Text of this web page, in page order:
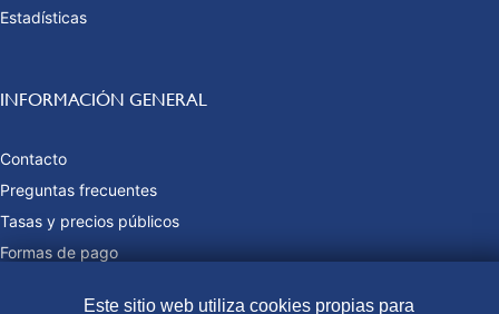
Estadísticas
INFORMACIÓN GENERAL
Contacto
Preguntas frecuentes
Tasas y precios públicos
Formas de pago
Este sitio web utiliza cookies propias para